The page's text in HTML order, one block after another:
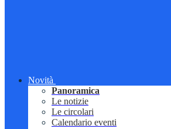
Novità
Panoramica
Le notizie
Le circolari
Calendario eventi